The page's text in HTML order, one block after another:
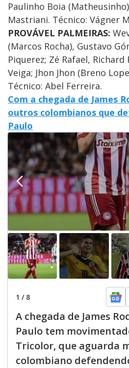
Paulinho Boia
Mastriani. Técnico: Vágner
PROVÁVEL PALMEIRAS:
(Marcos Rocha), Gustavo
Piquerez; Zé Rafael, Richard
Veiga; Jhon Jhon (Breno
Técnico: Abel Ferreira.
Com a chegada de James
outros colombianos que
Paulo
1 / 8
A chegada de James
Paulo tem
Tricolor, que aguarda
colombiano